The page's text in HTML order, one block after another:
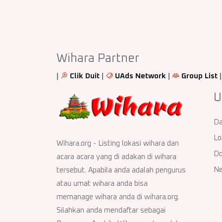
Wihara Partner
Clik Duit UAds Network Group List
Wihara.org - Listing lokasi wihara dan
acara acara yang di adakan di wihara
tersebut. Apabila anda adalah pengurus
atau umat wihara anda bisa
memanage wihara anda di wihara.org.
Silahkan anda mendaftar sebagai